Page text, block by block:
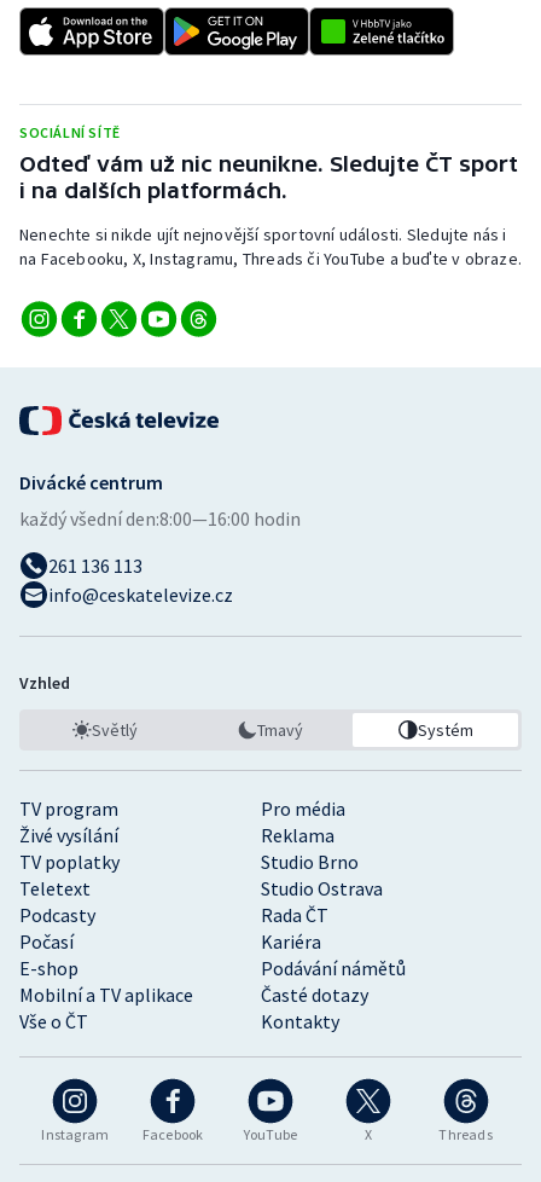
Sportovní střelba
Triatlon
Veslování
Ostatní
SOCIÁLNÍ SÍTĚ
Odteď vám už nic neunikne. Sledujte ČT sport
i na dalších platformách.
Nenechte si nikde ujít nejnovější sportovní události. Sledujte nás i
na Facebooku, X, Instagramu, Threads či YouTube a buďte v obraze.
Instagram Facebook YouTube X Threads
TV program
Pro média
Živé vysílání
Reklama
TV poplatky
Studio Brno
Teletext
Studio Ostrava
Podcasty
Rada ČT
Počasí
Kariéra
E-shop
Podávání námětů
Mobilní a TV aplikace
Časté dotazy
Vše o ČT
Kontakty
Divácké centrum
každý všední den:8:00—16:00 hodin
261 136 113
info@ceskatelevize.cz
Vzhled
Světlý Tmavý Systém